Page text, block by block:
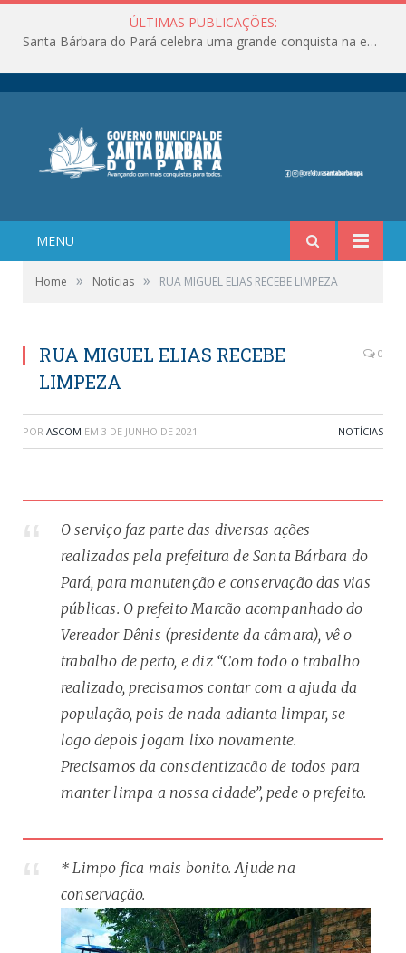
ÚLTIMAS PUBLICAÇÕES:
Santa Bárbara do Pará celebra uma grande conquista na educação!
MENU
Home » Notícias » RUA MIGUEL ELIAS RECEBE LIMPEZA
RUA MIGUEL ELIAS RECEBE
LIMPEZA
0
POR ASCOM EM 3 DE JUNHO DE 2021 NOTÍCIAS
O serviço faz parte das diversas ações
realizadas pela prefeitura de Santa Bárbara do
Pará, para manutenção e conservação das vias
públicas. O prefeito Marcão acompanhado do
Vereador Dênis (presidente da câmara), vê o
trabalho de perto, e diz “Com todo o trabalho
realizado, precisamos contar com a ajuda da
população, pois de nada adianta limpar, se
logo depois jogam lixo novamente.
Precisamos da conscientizacão de todos para
manter limpa a nossa cidade”, pede o prefeito.
* Limpo fica mais bonito. Ajude na
conservação.